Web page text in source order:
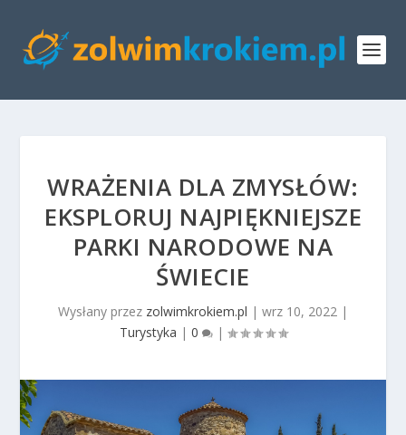
WRAŻENIA DLA ZMYSŁÓW:
EKSPLORUJ NAJPIĘKNIEJSZE
PARKI NARODOWE NA
ŚWIECIE
Wysłany przez zolwimkrokiem.pl | wrz 10, 2022 |
Turystyka | 0 |